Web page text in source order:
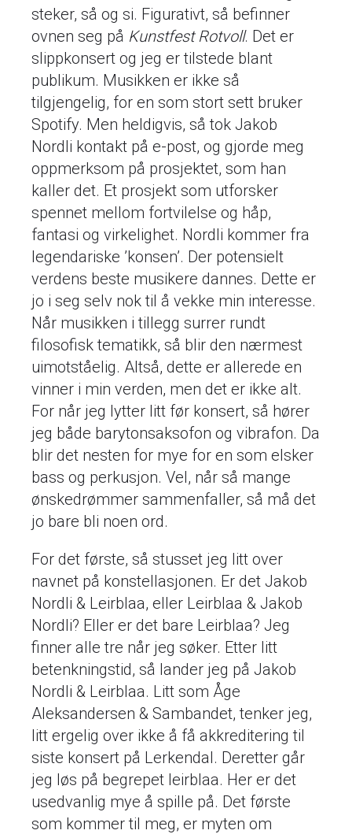
steker, så og si. Figurativt, så befinner
ovnen seg på Kunstfest Rotvoll. Det er
slippkonsert og jeg er tilstede blant
publikum. Musikken er ikke så
tilgjengelig, for en som stort sett bruker
Spotify. Men heldigvis, så tok Jakob
Nordli kontakt på e-post, og gjorde meg
oppmerksom på prosjektet, som han
kaller det. Et prosjekt som utforsker
spennet mellom fortvilelse og håp,
fantasi og virkelighet. Nordli kommer fra
legendariske ’konsen’. Der potensielt
verdens beste musikere dannes. Dette er
jo i seg selv nok til å vekke min interesse.
Når musikken i tillegg surrer rundt
filosofisk tematikk, så blir den nærmest
uimotståelig. Altså, dette er allerede en
vinner i min verden, men det er ikke alt.
For når jeg lytter litt før konsert, så hører
jeg både barytonsaksofon og vibrafon. Da
blir det nesten for mye for en som elsker
bass og perkusjon. Vel, når så mange
ønskedrømmer sammenfaller, så må det
jo bare bli noen ord.
For det første, så stusset jeg litt over
navnet på konstellasjonen. Er det Jakob
Nordli & Leirblaa, eller Leirblaa & Jakob
Nordli? Eller er det bare Leirblaa? Jeg
finner alle tre når jeg søker. Etter litt
betenkningstid, så lander jeg på Jakob
Nordli & Leirblaa. Litt som Åge
Aleksandersen & Sambandet, tenker jeg,
litt ergelig over ikke å få akkreditering til
siste konsert på Lerkendal. Deretter går
jeg løs på begrepet leirblaa. Her er det
usedvanlig mye å spille på. Det første
som kommer til meg, er myten om